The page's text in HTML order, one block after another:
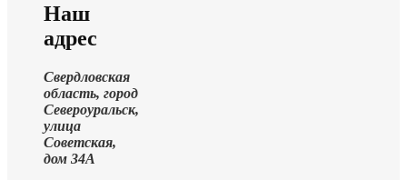
Наш
адрес
Свердловская
область, город
Североуральск,
улица
Советская,
дом 34А